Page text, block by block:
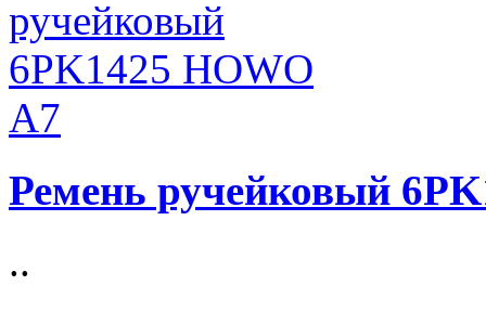
Ремень ручейковый
..